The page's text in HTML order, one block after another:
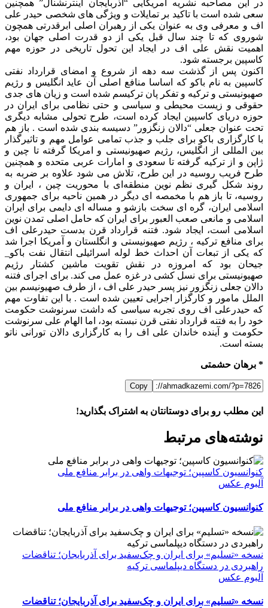
در این مصاحبه نشریه آمریکایی “آذربایجان اینترنشنال” همچنین
سعی شده است با تاکید بر تمایلات و ویژگی های شخصی حیدر علی
اف و معرفی وی به عنوان یکی از رهبران اصلی ابرقدرتی همچون
شوروی که تا چند سال قبل یکی از دو قدرت اصلی جهان بود،
اهمیت نقش علی اف در ایجاد این تحول تاریخی در حوزه مهم
کاسپین برجسته شود.
اکنون پس از گذشت سه دهه از شروع و امضای قرارداد نفتی
کاسپین به نام باکو که اساسا منافع اصلی آن عاید انگلیس و رژیم
صهیونیستی و ترکیه و تفکر پان ترکیسم شده است و زیان های جدی
حقوقی و زیست محیطی و سیاسی و حتی نظامی برای ایران در
حوزه دریای کاسپین ایجاد کرده است، طرح تحولی مشابه دیگری
تحت عنوان جعلی “دالان زنگزور” دسیسه بندی شده است . باز هم
با کارگزاری باکو برای جلب و جذب تمامی عوامل مهم و تاثیرگذار
بین المللی از انگلیس، رژیم صهیونیستی و امریکا گرفته تا چین و
ژاپن و از ترکیه گرفته تا سعودی و امارات عربی متحده و همچنین
طرح فریب روسیه در این طرح، تلاش می شود علاوه بر ضربه به
روند شکل گیری نظم نوین منطقه‌ای با محوریت چین ، ایران و
روسیه، تا باز هم با مخمصه ای دیگر در همین ناحیه برای جمهوری
اسلامی ایران، گره ای سخت بازشو و مساله ای دایمی برای ایران
اسلامی و مانعی صعب العبور برای ایران که حامل اصلی تمدن نوین
اسلامی است، ایجاد شود. فتنه قرارداد قرن بدست حیدرعلی اف
برای منافع ترکیه ، رژیم صهیونیستی و انگلستان و آمریکا اجرا شد
که یکی از تبعات آن احداث خط لوله اسرائیلی انتقال نفت باکو_
جیحان بود که امروزه در نقش تقویت ماشین کشتار رژیم
صهیونیستی برای نسل کشی در غزه عمل می کند. برای اجرای فتنه
دالان جعلی زنگزور نیز پسر حیدر علی اف ، از طرف صهیونیسم بین
الملل مامور و کارگزار اجرایی تعیین شده است . با این تفاوت مهم
که حیدرعلی اف روی تجربه سیاسی که داشت سرنوشت حکومت
خود را به فتنه قرارداد نفتی قرن نبسته بود، اما الهام علی سرنوشت
حکومت و آینده خاندان علی اف را به کارگزاری دالان تورانی ناتو
بسته است.
* برهان حشمتی
Copy
این مطلب رو برای دوستانتان به اشتراک بگذارید!
FacebookX
LinkedIn
WhatsApp
Telegram
ایمیل
نوشته‌‌های مرتبط
کنوانسیون کاسپین؛ توجیهات واهی در برابر منافع ملی
آلبوم عکس
کنوانسیون کاسپین؛ توجیهات واهی در برابر منافع ملی
نسخه «تسلیم» برای ایران و چک‌سفید برای آذربایجان؛ تناقضات
راهبردی در دستگاه دیپلماسی ترکیه
آلبوم عکس
نسخه «تسلیم» برای ایران و چک‌سفید برای آذربایجان؛ تناقضات